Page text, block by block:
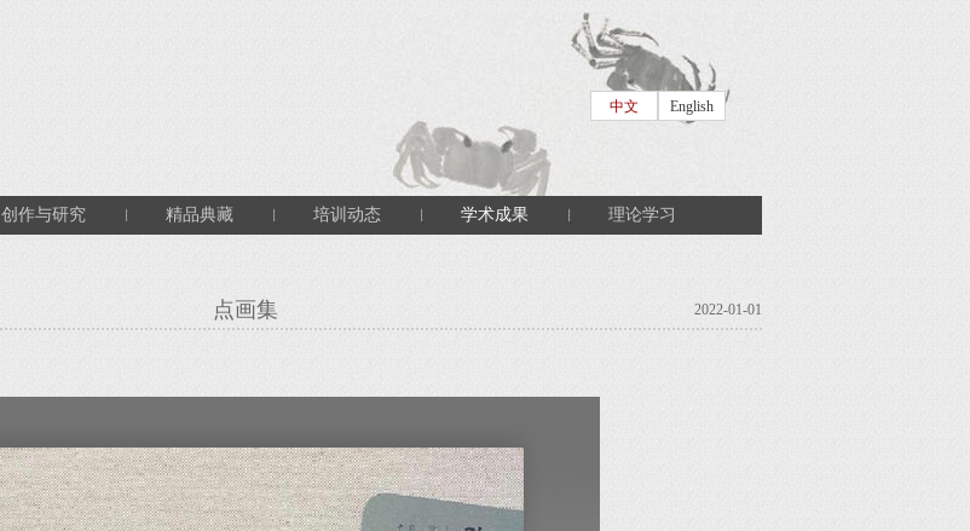
English
中文
创作与研究 精品典藏 培训动态 学术成果 理论学习
点画集 2022-01-01